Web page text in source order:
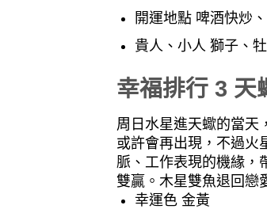
開運地點 啤酒快炒
貴人、小人 獅子、
幸福排行 3 天
周日水星進天蠍的當天
或許會再出現，不過火
脈、工作表現的機緣，
雙贏。木星雙魚退回戀
幸運色 金黃